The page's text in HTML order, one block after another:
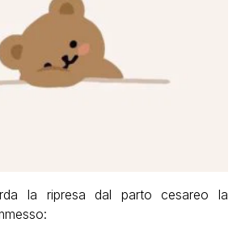
la ripresa dal parto cesareo la